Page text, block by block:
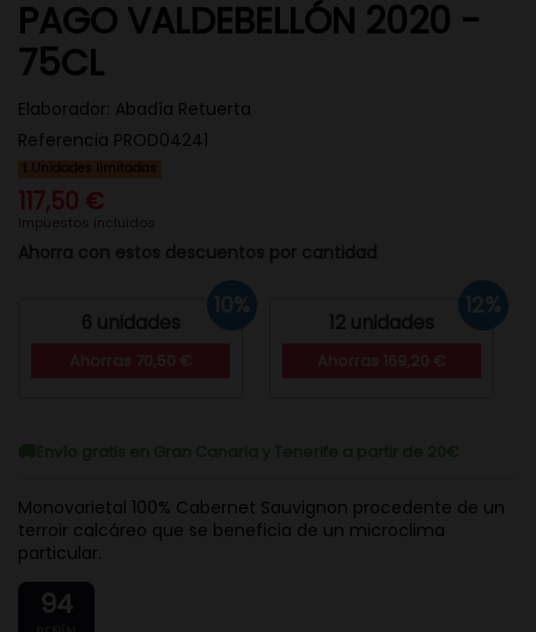
PAGO VALDEBELLÓN 2020 -
75CL
Elaborador: Abadía Retuerta
Referencia PROD04241
Unidades limitadas
117,50 €
Impuestos incluidos
Ahorra con estos descuentos por cantidad
6 unidades
10%
12 unidades
12%
Monovarietal 100% Cabernet Sauvignon procedente de un
terroir calcáreo que se beneficia de un microclima
particular.
94